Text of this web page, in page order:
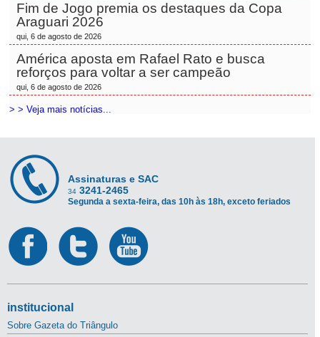
Fim de Jogo premia os destaques da Copa
Araguari 2026
qui, 6 de agosto de 2026
América aposta em Rafael Rato e busca
reforços para voltar a ser campeão
qui, 6 de agosto de 2026
> > Veja mais notícias...
Assinaturas e SAC
34 3241-2465
Segunda a sexta-feira, das 10h às 18h, exceto feriados
institucional
Sobre Gazeta do Triângulo